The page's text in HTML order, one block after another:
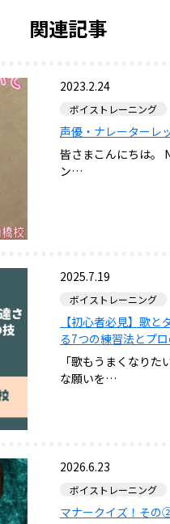
関連記事
2023.2.24
ボイストレーニング
声優・ナレーターレ
皆さまこんにちは。
ン…
2025.7.19
ボイストレーニング
【初心者必見】歌
る7つの練習法とプ
「歌もうまくなり
な願いを…
2026.6.23
ボイストレーニング
マナークイズ！その